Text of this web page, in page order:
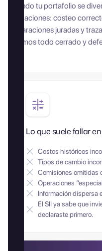
Cuando tu portafolio se
obligaciones: costeo
declaraciones juradas y
dejamos todo cerrado y
Lo que suele fallar
Costos históricos
Tipos de cambio
Comisiones omitidas
Operaciones
Información dispersa
El SII ya sabe que
declaraste primero.